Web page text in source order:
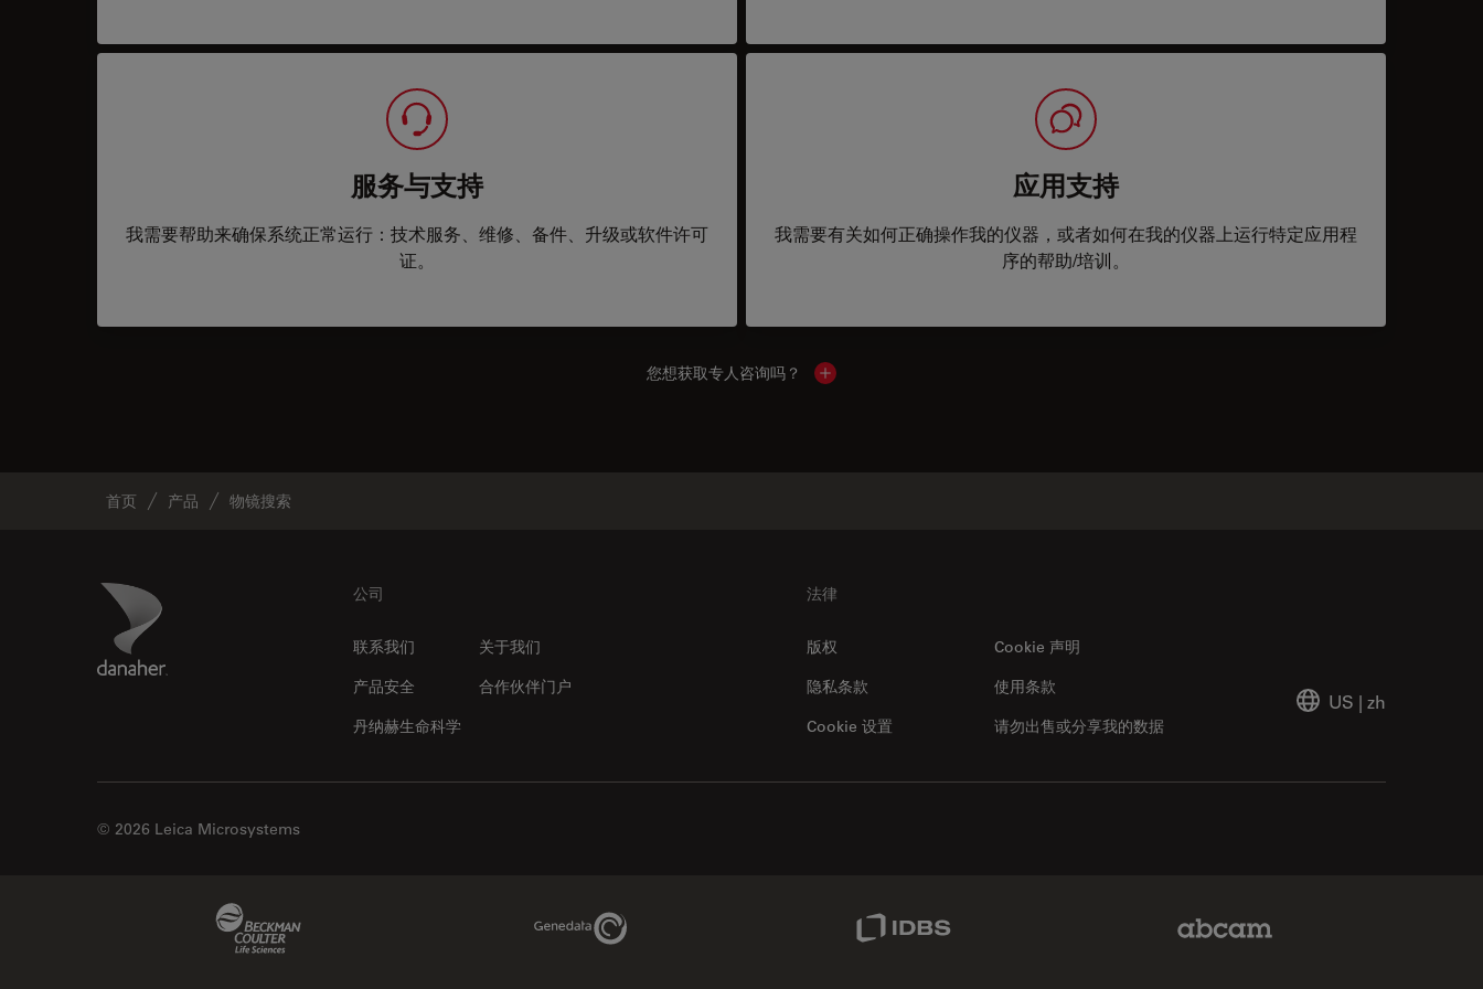
服务与支持
我需要帮助来确保系统正常运行：技术服务、维修、备件、升级或软件许可
证。
应用支持
我需要有关如何正确操作我的仪器，或者如何在我的仪器上运行特定应用程
序的帮助/培训。
您想获取专人咨询吗？ Show local contacts
首页 产品 物镜搜索
Danaher Logo 公司
联系我们
关于我们
产品安全
合作伙伴门户
丹纳赫生命科学
法律
版权
Cookie 声明
隐私条款
请勿出售或分享我的数据
使用条款
Cookie 设置
US | zh
© 2026 Leica Microsystems
Genedata Link IDBS Link